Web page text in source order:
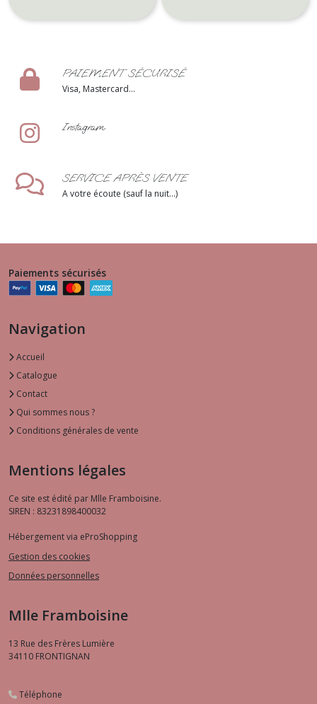
PAIEMENT SÉCURISÉ
Visa, Mastercard...
Instagram
SERVICE APRÈS VENTE
A votre écoute (sauf la nuit...)
Paiements sécurisés
Navigation
Accueil
Catalogue
Contact
Qui sommes nous ?
Conditions générales de vente
Mentions légales
Ce site est édité par Mlle Framboisine.
SIREN : 83231898400032
Hébergement via eProShopping
Gestion des cookies
Données personnelles
Mlle Framboisine
13 Rue des Frères Lumière
34110 FRONTIGNAN
Téléphone